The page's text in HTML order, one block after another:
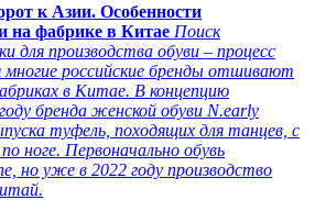
к Азии. Особенности
на фабрике в Китае Поиск
для производства обуви – процесс
многие российские бренды отшивают
в Китае. В концепцию
бренда женской обуви N.early
туфель, походящих для танцев, с
ноге. Первоначально обувь
но уже в 2022 году производство